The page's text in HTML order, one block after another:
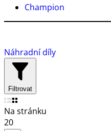
Champion
Náhradní díly
Filtrovat
Na stránku
20